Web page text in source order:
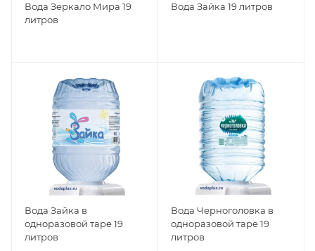
Вода Зеркало Мира 19
литров
Вода Зайка 19 литров
Вода Зайка в
одноразовой таре 19
литров
Вода Черноголовка в
одноразовой таре 19
литров